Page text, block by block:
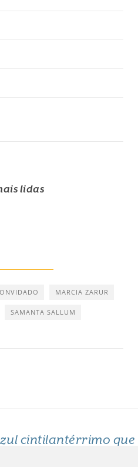
lidas
MARCIA ZARUR
SAMANTA SALLUM
cintilantérrimo que